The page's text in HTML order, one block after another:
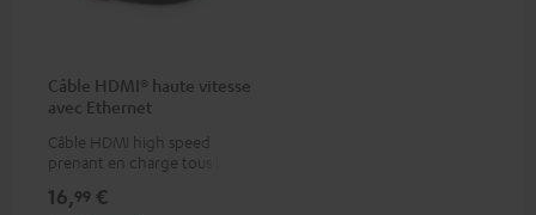
Câble HDMI® haute vitesse
avec Ethernet
Câble HDMI high speed
prenant en charge tous les
50/60p et 4K 3D
16,99 €